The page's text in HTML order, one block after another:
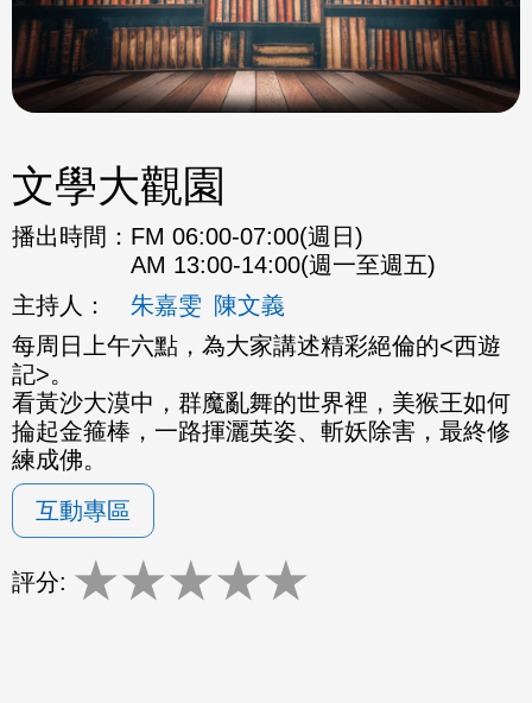
文學大觀園
播出時間： FM 06:00-07:00(週日)
AM 13:00-14:00(週一至週五)
主持人：
朱嘉雯 陳文義
每周日上午六點，為大家講述精彩絕倫的<西遊
記>。
看黃沙大漠中，群魔亂舞的世界裡，美猴王如何
掄起金箍棒，一路揮灑英姿、斬妖除害，最終修
練成佛。
互動專區
評分: ★★★★★